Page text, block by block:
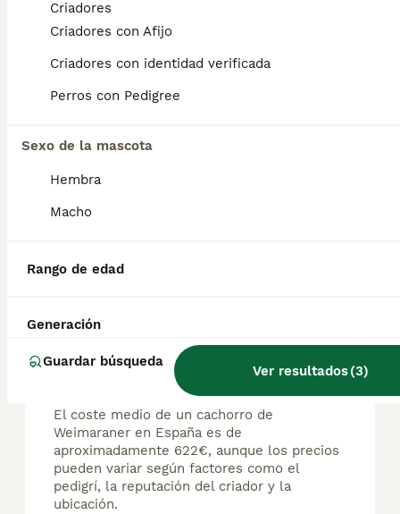
Criadores
Criadores con Afijo
Criadores con identidad verificada
Perros con Pedigree
Sexo de la mascota
Hembra
Macho
Rango de edad
Generación
Guardar búsqueda
Ver resultados(3)
Bracos de Weimar 🐶🐾
Málaga (65.5km)
¿Cuánto cuesta un cachorro
de Weimaraner?
El coste medio de un cachorro de
Weimaraner en España es de
aproximadamente 622€, aunque los precios
pueden variar según factores como el
pedigrí, la reputación del criador y la
ubicación.